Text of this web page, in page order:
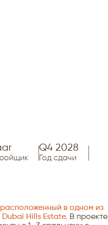
Q4 2028
Год сдачи
в одном из
Hills Estate. В проекте